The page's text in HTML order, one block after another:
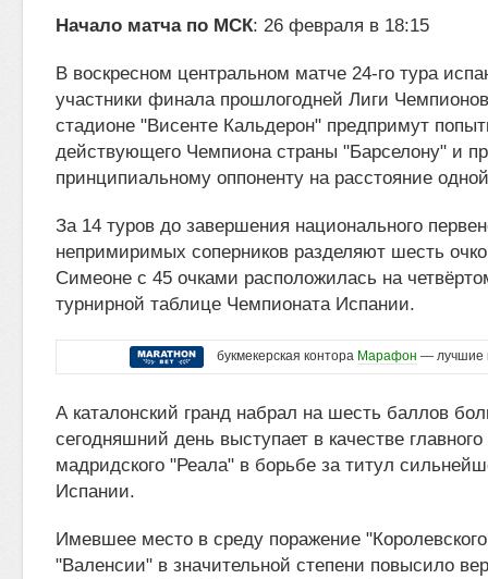
Начало матча по МСК: 26 февраля в 18:15
В воскресном центральном матче 24-го тура
участники финала прошлогодней Лиги
стадионе "Висенте Кальдерон" предпримут
действующего Чемпиона страны "Барселону" и
принципиальному оппоненту на расстояние
За 14 туров до завершения национального
непримиримых соперников разделяют шесть
Симеоне с 45 очками расположилась на
турнирной таблице Чемпионата Испании.
букмекерская контора Марафон — лучшие
А каталонский гранд набрал на шесть баллов
сегодняшний день выступает в качестве главного
мадридского "Реала" в борьбе за титул
Испании.
Имевшее место в среду поражение
"Валенсии" в значительной степени повысило